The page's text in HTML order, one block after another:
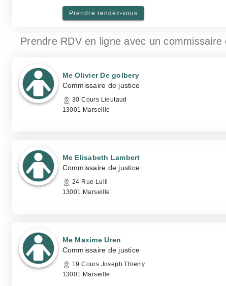
Prendre rendez-vous
Prendre RDV en ligne avec un commissaire
Me Olivier De golbery
Commissaire de justice
30 Cours Lieutaud
13001 Marseille
Me Elisabeth Lambert
Commissaire de justice
24 Rue Lulli
13001 Marseille
Me Maxime Uren
Commissaire de justice
19 Cours Joseph Thierry
13001 Marseille